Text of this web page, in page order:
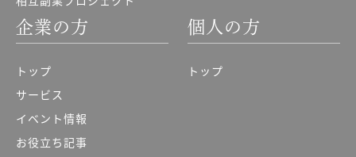
企業の方
トップ
サービス
イベント情報
お役立ち記事
個人の方
トップ